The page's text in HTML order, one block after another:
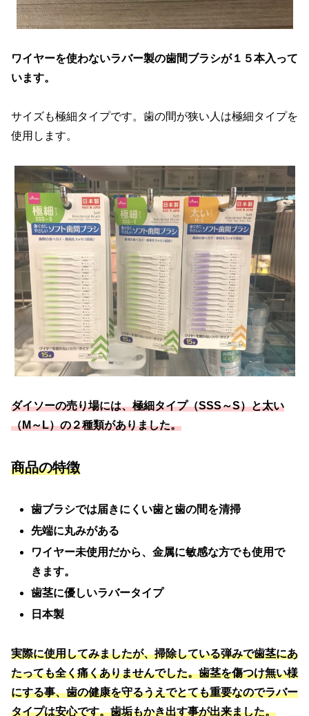
ワイヤーを使わないラバー製の歯間ブラシが１５本入って
います。
サイズも極細タイプです。歯の間が狭い人は極細タイプを
使用します。
ダイソーの売り場には、極細タイプ（SSS～S）と太い
（M～L）の２種類がありました。
商品の特徴
歯ブラシでは届きにくい歯と歯の間を清掃
先端に丸みがある
ワイヤー未使用だから、金属に敏感な方でも使用で
きます。
歯茎に優しいラバータイプ
日本製
実際に使用してみましたが、掃除している弾みで歯茎にあ
たっても全く痛くありませんでした。歯茎を傷つけ無い様
にする事、歯の健康を守るうえでとても重要なのでラバー
タイプは安心です。歯垢もかき出す事が出来ました。